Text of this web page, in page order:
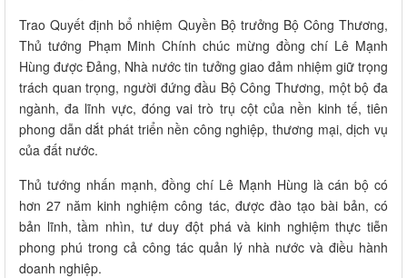
Trao Quyết định bổ nhiệm Quyền Bộ trưởng Bộ Công Thương,
Thủ tướng Phạm Minh Chính chúc mừng đồng chí Lê Mạnh
Hùng được Đảng, Nhà nước tin tưởng giao đảm nhiệm giữ trọng
trách quan trọng, người đứng đầu Bộ Công Thương, một bộ đa
ngành, đa lĩnh vực, đóng vai trò trụ cột của nền kinh tế, tiên
phong dẫn dắt phát triển nền công nghiệp, thương mại, dịch vụ
của đất nước.
Thủ tướng nhấn mạnh, đồng chí Lê Mạnh Hùng là cán bộ có
hơn 27 năm kinh nghiệm công tác, được đào tạo bài bản, có
bản lĩnh, tầm nhìn, tư duy đột phá và kinh nghiệm thực tiễn
phong phú trong cả công tác quản lý nhà nước và điều hành
doanh nghiệp.